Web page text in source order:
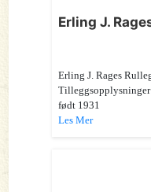
Erling J.
Erling J. Rages
født 1931
Les Mer